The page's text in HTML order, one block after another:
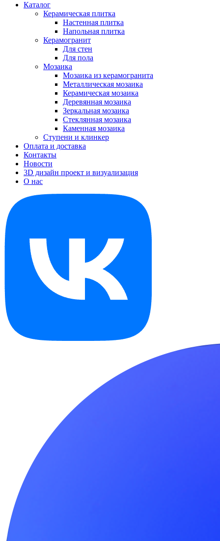
Каталог
Керамическая плитка
Настенная плитка
Напольная плитка
Керамогранит
Для стен
Для пола
Мозаика
Мозаика из керамогранита
Металлическая мозаика
Керамическая мозаика
Деревянная мозаика
Зеркальная мозаика
Стеклянная мозаика
Каменная мозаика
Ступени и клинкер
Оплата и доставка
Контакты
Новости
3D дизайн проект и визуализация
О нас